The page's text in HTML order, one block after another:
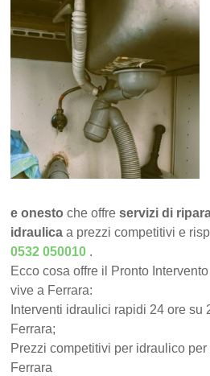
e onesto che offreservizi di
idraulica a prezzi competitivi e
0532 050010 .
Ecco cosa offre il Pronto
vive a Ferrara:
Interventi idraulici rapidi 24 ore su
Ferrara;
Prezzi competitivi per idraulico
Ferrara